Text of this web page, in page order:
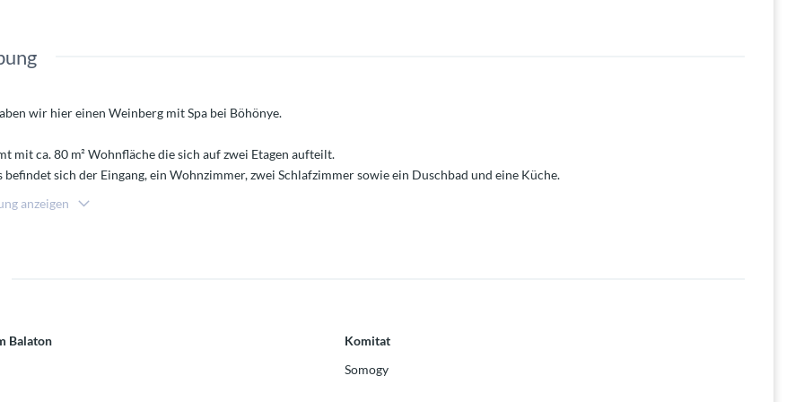
wir hier einen Weinberg mit Spa bei Böhönye.
mit ca. 80 m² Wohnfläche die sich auf zwei Etagen aufteilt.
befindet sich der Eingang, ein Wohnzimmer, zwei Schlafzimmer sowie ein Duschbad und eine Küche.
anzeigen
Balaton
Komitat
Somogy